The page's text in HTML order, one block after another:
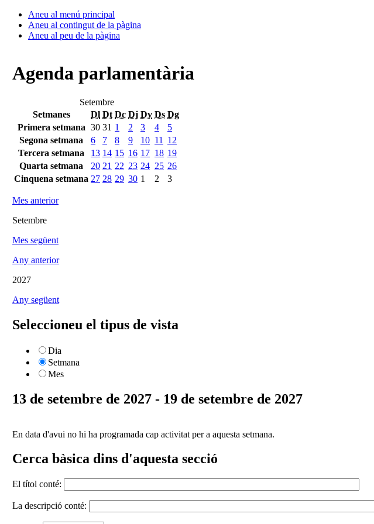
Aneu al menú principal
Aneu al contingut de la pàgina
Aneu al peu de la pàgina
Agenda parlamentària
Setembre
Setmanes
Dl Dt Dc Dj Dv Ds Dg
Primera setmana 30 31 1 2 3 4
5
Segona setmana
6 7 8 9 10 11
12
Tercera setmana
13 14 15 16 17 18 19
Quarta setmana
20 21 22 23 24 25 26
Cinquena setmana 27 28 29 30 1 2 3
Mes anterior
Setembre
Mes següent
Any anterior
2027
Any següent
Seleccioneu el tipus de vista
Dia
Setmana
Mes
13 de setembre de 2027 - 19 de setembre de 2027
En data d'avui no hi ha programada cap activitat per a aquesta setmana.
Cerca bàsica dins d'aquesta secció
El títol conté:
La descripció conté: